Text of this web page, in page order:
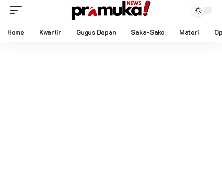
Home Kwartir Gugus Depan Saka-Sako Materi